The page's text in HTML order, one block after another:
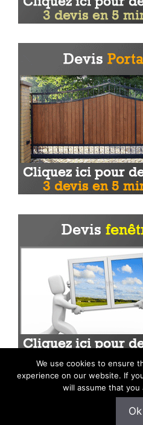
Mentions légales
We use cookies to ensure
experience on our website. If
will assume that
Ok